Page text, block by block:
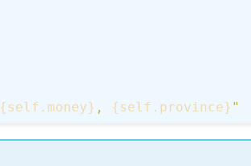
{self.money} , {self.province} "